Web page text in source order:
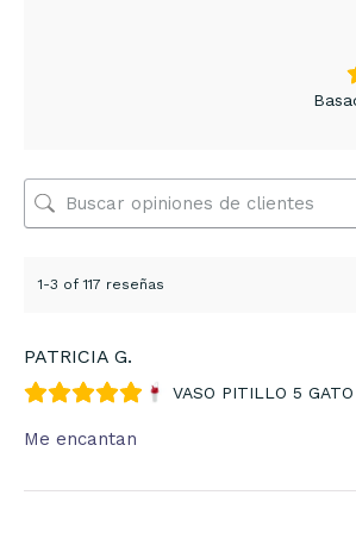
1-3 of 117 reseñas
PATRICIA G.
VASO PITILLO 5 GATO
Me encantan